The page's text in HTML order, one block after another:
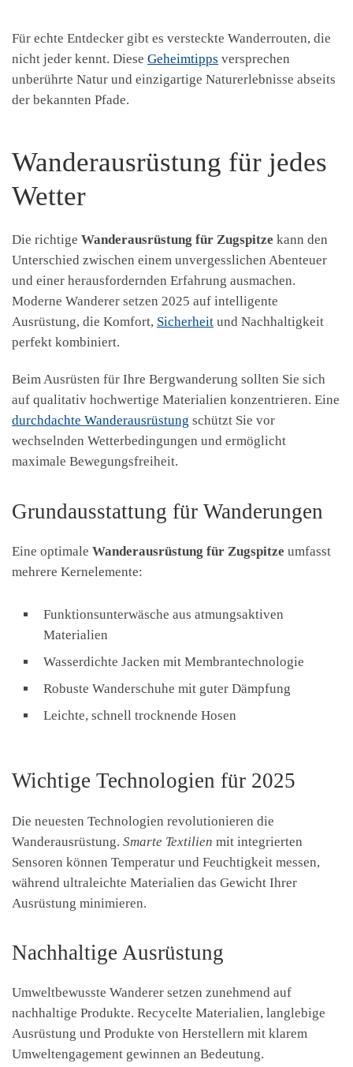
Für echte Entdecker gibt es versteckte Wanderrouten, die
nicht jeder kennt. Diese Geheimtipps versprechen
unberührte Natur und einzigartige Naturerlebnisse abseits
der bekannten Pfade.
Wanderausrüstung für jedes
Wetter
Die richtige Wanderausrüstung für Zugspitze kann den
Unterschied zwischen einem unvergesslichen Abenteuer
und einer herausfordernden Erfahrung ausmachen.
Moderne Wanderer setzen 2025 auf intelligente
Ausrüstung, die Komfort, Sicherheit und Nachhaltigkeit
perfekt kombiniert.
Beim Ausrüsten für Ihre Bergwanderung sollten Sie sich
auf qualitativ hochwertige Materialien konzentrieren. Eine
durchdachte Wanderausrüstung schützt Sie vor
wechselnden Wetterbedingungen und ermöglicht
maximale Bewegungsfreiheit.
Grundausstattung für Wanderungen
Eine optimale Wanderausrüstung für Zugspitze umfasst
mehrere Kernelemente:
Funktionsunterwäsche aus atmungsaktiven
Materialien
Wasserdichte Jacken mit Membrantechnologie
Robuste Wanderschuhe mit guter Dämpfung
Leichte, schnell trocknende Hosen
Wichtige Technologien für 2025
Die neuesten Technologien revolutionieren die
Wanderausrüstung. Smarte Textilien mit integrierten
Sensoren können Temperatur und Feuchtigkeit messen,
während ultraleichte Materialien das Gewicht Ihrer
Ausrüstung minimieren.
Nachhaltige Ausrüstung
Umweltbewusste Wanderer setzen zunehmend auf
nachhaltige Produkte. Recycelte Materialien, langlebige
Ausrüstung und Produkte von Herstellern mit klarem
Umweltengagement gewinnen an Bedeutung.